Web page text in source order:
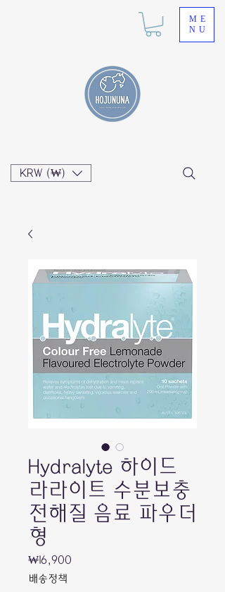
ME
NU
KRW (₩)
Hydralyte 하이드
라라이트 수분보충
전해질 음료 파우더
형
₩16,900
배송정책